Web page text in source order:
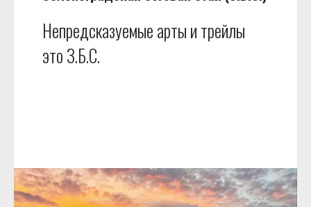
Непредсказуемые арты и трейлы
это З.Б.С.